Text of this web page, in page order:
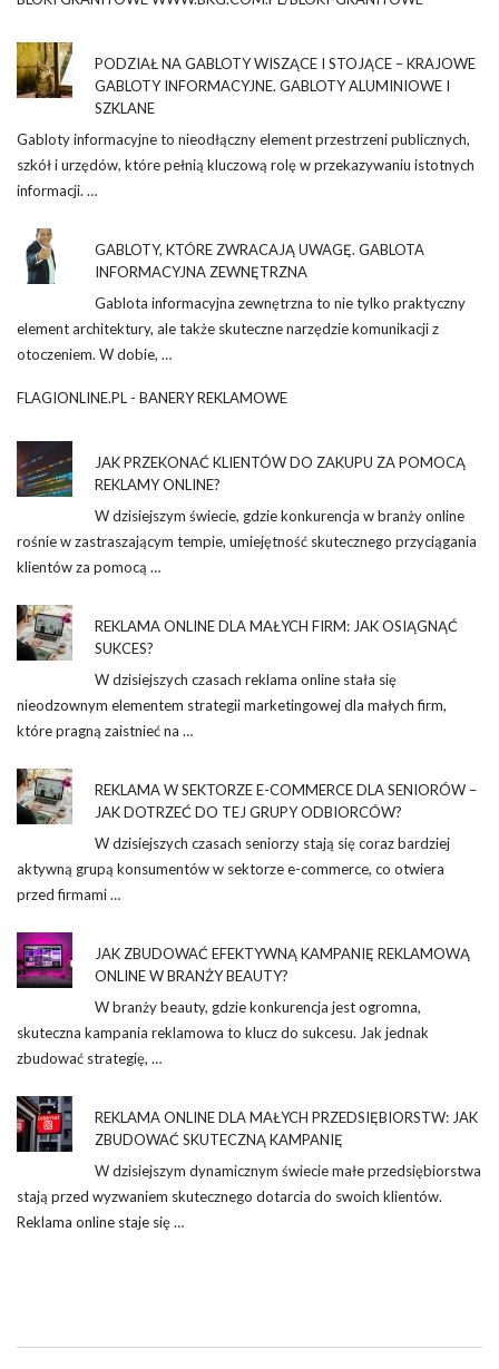
PODZIAŁ NA GABLOTY WISZĄCE I STOJĄCE – KRAJOWE
GABLOTY INFORMACYJNE. GABLOTY ALUMINIOWE I
SZKLANE
Gabloty informacyjne to nieodłączny element przestrzeni publicznych,
szkół i urzędów, które pełnią kluczową rolę w przekazywaniu istotnych
informacji. …
GABLOTY, KTÓRE ZWRACAJĄ UWAGĘ. GABLOTA
INFORMACYJNA ZEWNĘTRZNA
Gablota informacyjna zewnętrzna to nie tylko praktyczny
element architektury, ale także skuteczne narzędzie komunikacji z
otoczeniem. W dobie, …
FLAGIONLINE.PL - BANERY REKLAMOWE
JAK PRZEKONAĆ KLIENTÓW DO ZAKUPU ZA POMOCĄ
REKLAMY ONLINE?
W dzisiejszym świecie, gdzie konkurencja w branży online
rośnie w zastraszającym tempie, umiejętność skutecznego przyciągania
klientów za pomocą …
REKLAMA ONLINE DLA MAŁYCH FIRM: JAK OSIĄGNĄĆ
SUKCES?
W dzisiejszych czasach reklama online stała się
nieodzownym elementem strategii marketingowej dla małych firm,
które pragną zaistnieć na …
REKLAMA W SEKTORZE E-COMMERCE DLA SENIORÓW –
JAK DOTRZEĆ DO TEJ GRUPY ODBIORCÓW?
W dzisiejszych czasach seniorzy stają się coraz bardziej
aktywną grupą konsumentów w sektorze e-commerce, co otwiera
przed firmami …
JAK ZBUDOWAĆ EFEKTYWNĄ KAMPANIĘ REKLAMOWĄ
ONLINE W BRANŻY BEAUTY?
W branży beauty, gdzie konkurencja jest ogromna,
skuteczna kampania reklamowa to klucz do sukcesu. Jak jednak
zbudować strategię, …
REKLAMA ONLINE DLA MAŁYCH PRZEDSIĘBIORSTW: JAK
ZBUDOWAĆ SKUTECZNĄ KAMPANIĘ
W dzisiejszym dynamicznym świecie małe przedsiębiorstwa
stają przed wyzwaniem skutecznego dotarcia do swoich klientów.
Reklama online staje się …